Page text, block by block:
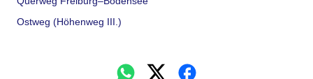
Ostweg (Höhenweg III.)